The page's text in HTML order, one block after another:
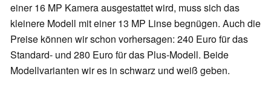
einer 16 MP Kamera ausgestattet wird, muss sich das
kleinere Modell mit einer 13 MP Linse begnügen. Auch die
Preise können wir schon vorhersagen: 240 Euro für das
Standard- und 280 Euro für das Plus-Modell. Beide
Modellvarianten wir es in schwarz und weiß geben.